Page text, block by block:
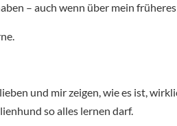
– auch wenn über mein
und mir zeigen, wie es ist,
so alles lernen darf.